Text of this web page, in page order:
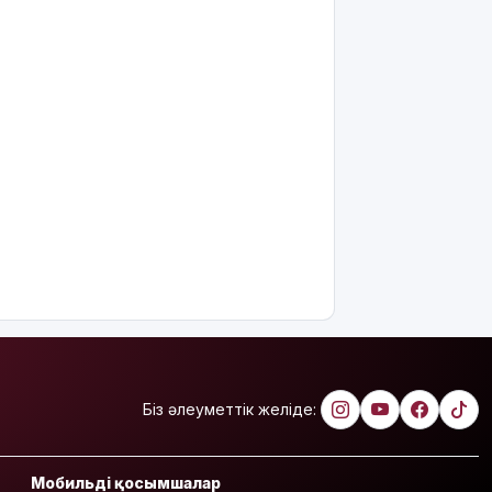
үздіктері
марапатталды
Біз әлеуметтік желіде:
Мобильді қосымшалар